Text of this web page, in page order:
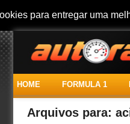
para entregar uma
HOME FORMULA 1
Arquivos para: